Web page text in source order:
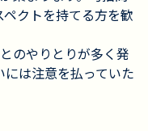
クトを持てる方を歓
のやりとりが多く発
は注意を払っていた